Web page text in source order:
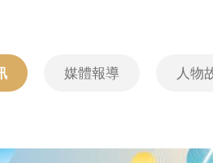
媒體報導 人物